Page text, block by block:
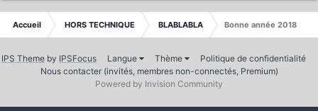
Accueil HORS TECHNIQUE BLABLABLA Bonne année 2018
IPS Theme by IPSFocus Langue Thème
Politique de confidentialité
Nous contacter (invités, membres non-connectés, Premium)
Powered by Invision Community